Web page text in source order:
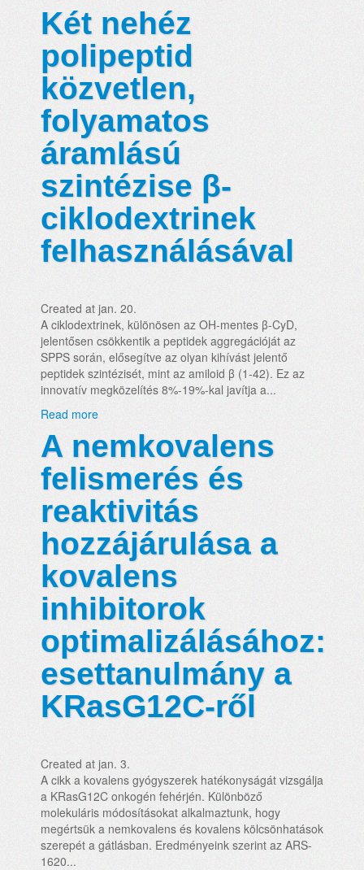
Két nehéz
polipeptid
közvetlen,
folyamatos
áramlású
szintézise β-
ciklodextrinek
felhasználásával
Created at jan. 20.
A ciklodextrinek, különösen az OH-mentes β-CyD,
jelentősen csökkentik a peptidek aggregációját az
SPPS során, elősegítve az olyan kihívást jelentő
peptidek szintézisét, mint az amiloid β (1-42). Ez az
innovatív megközelítés 8%-19%-kal javítja a...
Read more
A nemkovalens
felismerés és
reaktivitás
hozzájárulása a
kovalens
inhibitorok
optimalizálásához:
esettanulmány a
KRasG12C-ről
Created at jan. 3.
A cikk a kovalens gyógyszerek hatékonyságát vizsgálja
a KRasG12C onkogén fehérjén. Különböző
molekuláris módosításokat alkalmaztunk, hogy
megértsük a nemkovalens és kovalens kölcsönhatások
szerepét a gátlásban. Eredményeink szerint az ARS-
1620...